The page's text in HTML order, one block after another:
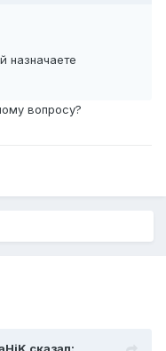
назначаете
вопросу?